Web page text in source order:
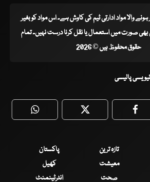
ہونے والا مواد ادارتی ٹیم کی کاوش ہے۔ اس مواد کو بغیر
صورت میں استعمال یا نقل کرنا درست نہیں۔ تمام
حقوق محفوظ ہیں © 2026
پالیسی
WhatsApp Twitter
تازہ ترین
پاکستان
معیشت
کھیل
صحت
انٹرٹینمنٹ